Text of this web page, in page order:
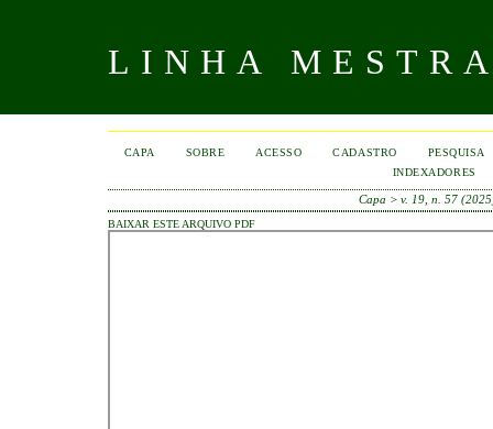
LINHA
CAPA SOBRE ACESSO CADASTRO
PESQUISA
INDEXADORES
Capa >v. 19, n. 57
BAIXAR ESTE ARQUIVO PDF